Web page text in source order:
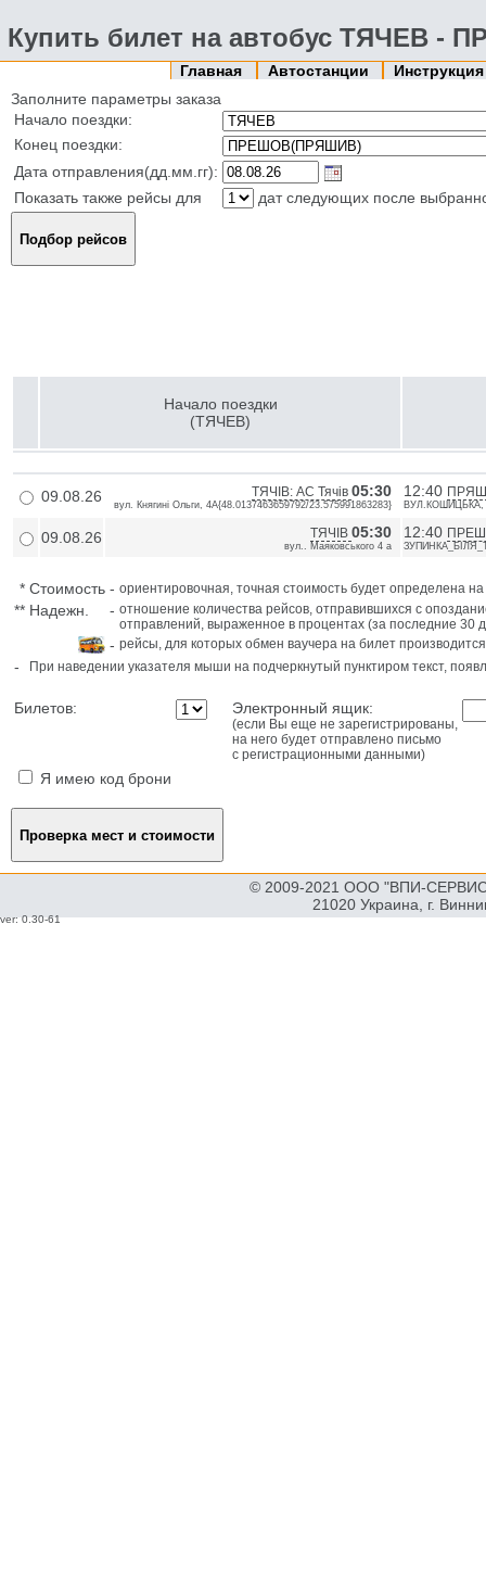
Купить билет на автобус ТЯЧЕВ
Главная Автостанции
Заполните параметры заказа
Начало поездки:
Конец поездки:
Дата отправления(дд.мм.гг):
Показать также рейсы для
дат следующих после
Начало поездки
(ТЯЧЕВ)
09.08.26 ТЯЧІВ: АС Тячів 05:30
вул. Княгині Ольги, 4А{48.0137463659792/23.575991863283}
12:40
ВУЛ.КОШИЦЬКА,
09.08.26 ТЯЧІВ 05:30
вул.. Маяковського 4 а
12:40
* Стоимость - ориентировочная, точная стоимость будет определена
** Надежн. - отношение количества рейсов, отправившихся с
отправлений, выраженное в процентах (за последние 30
- рейсы, для которых обмен ваучера на билет
- При наведении указателя мыши на подчеркнутый пунктиром текст,
Билетов: Электронный ящик:
(если Вы еще не зарегистрированы,
на него будет отправлено письмо
с регистрационными данными)
Я имею код брони
© 2009-2021 ООО "ВПИ-
21020 Украина, г.
ver: 0.30-61